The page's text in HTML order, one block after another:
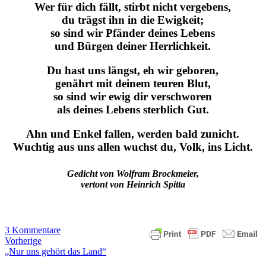
Wer für dich fällt, stirbt nicht vergebens,
du trägst ihn in die Ewigkeit;
so sind wir Pfänder deines Lebens
und Bürgen deiner Herrlichkeit.
Du hast uns längst, eh wir geboren,
genährt mit deinem teuren Blut,
so sind wir ewig dir verschworen
als deines Lebens sterblich Gut.
Ahn und Enkel fallen, werden bald zunicht.
Wuchtig aus uns allen wuchst du, Volk, ins Licht.
Gedicht von Wolfram Brockmeier,
vertont von Heinrich Spitta
3 Kommentare
Vorherige
„Nur uns gehört das Land“